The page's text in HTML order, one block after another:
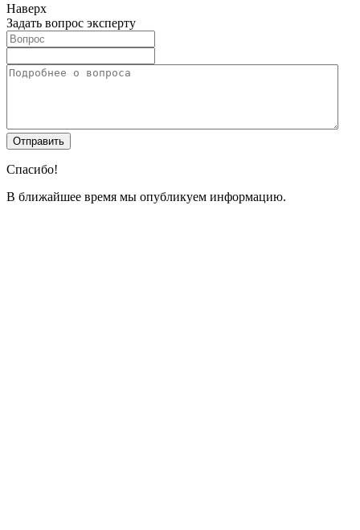
Наверх
Задать вопрос эксперту
Спасибо!
В ближайшее время мы опубликуем информацию.